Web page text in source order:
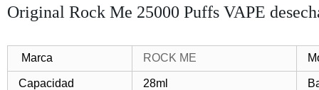
Original Rock Me 25000 Puffs VAPE
Marca ROCK ME
Capacidad 28ml